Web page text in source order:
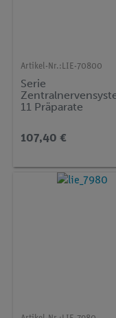
Artikel-Nr.: LIE-70800
Serie
11 Präparate
107,40 €